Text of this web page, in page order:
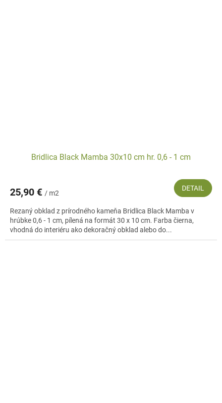
Bridlica Black Mamba 30x10 cm hr. 0,6 - 1 cm
25,90 € / m2
DETAIL
Rezaný obklad z prírodného kameňa Bridlica Black Mamba v
hrúbke 0,6 - 1 cm, pílená na formát 30 x 10 cm. Farba čierna,
vhodná do interiéru ako dekoračný obklad alebo do...